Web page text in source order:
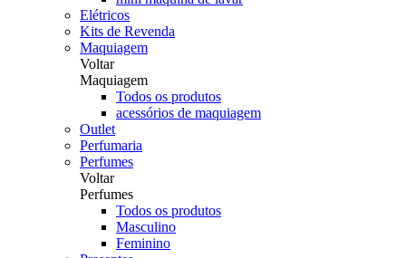
Elétricos
Kits de Revenda
Maquiagem
Voltar
Maquiagem
Todos os produtos
acessórios de maquiagem
Outlet
Perfumaria
Perfumes
Voltar
Perfumes
Todos os produtos
Masculino
Feminino